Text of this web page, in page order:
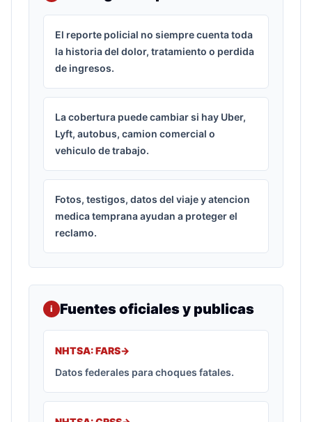
El reporte policial no siempre cuenta toda
la historia del dolor, tratamiento o perdida
de ingresos.
La cobertura puede cambiar si hay Uber,
Lyft, autobus, camion comercial o
vehiculo de trabajo.
Fotos, testigos, datos del viaje y atencion
medica temprana ayudan a proteger el
reclamo.
i Fuentes oficiales y publicas
NHTSA: FARS->
Datos federales para choques fatales.